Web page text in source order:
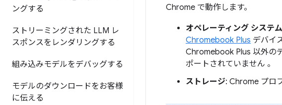
ングする
ストリーミングされた LLM レ
スポンスをレンダリングする
組み込みモデルをデバッグする
モデルのダウンロードをお客様
に伝える
Chrome で動作します。
オペレーティング システム
Chromebook Plus デバイ
Chromebook Plus 以外の
ポートされていません 。
ストレージ: Chrome プロ